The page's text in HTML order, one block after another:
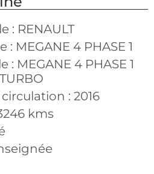
: RENAULT
: MEGANE 4 PHASE 1
: MEGANE 4 PHASE 1
: 2016
kms